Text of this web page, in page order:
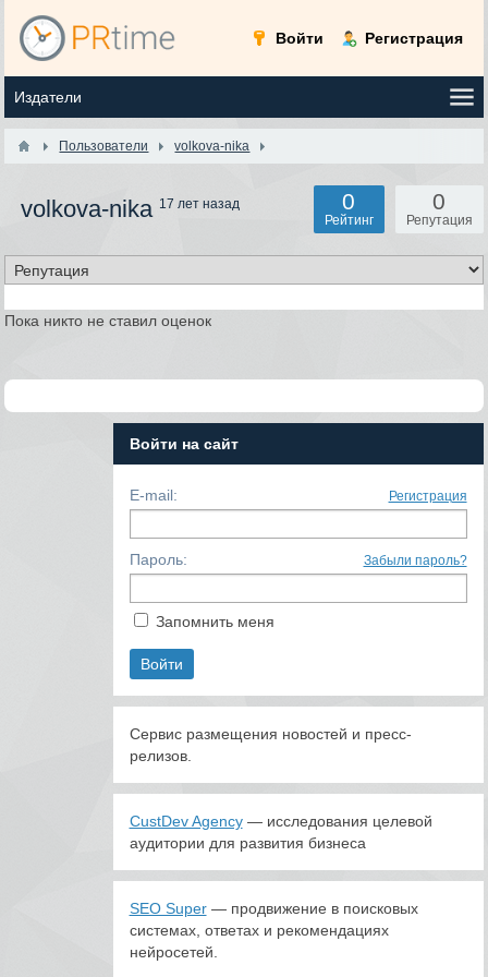
Войти Регистрация
Пользователи volkova-nika
volkova-nika 17 лет назад 0
Репутация
0
Рейтинг
Пока никто не ставил оценок
Войти на сайт
E-mail: Регистрация
Пароль: Забыли пароль?
Запомнить меня
Сервис размещения новостей и пресс-
релизов.
CustDev Agency— исследования целевой
аудитории для развития бизнеса
SEO Super— продвижение в поисковых
системах, ответах и рекомендациях
нейросетей.